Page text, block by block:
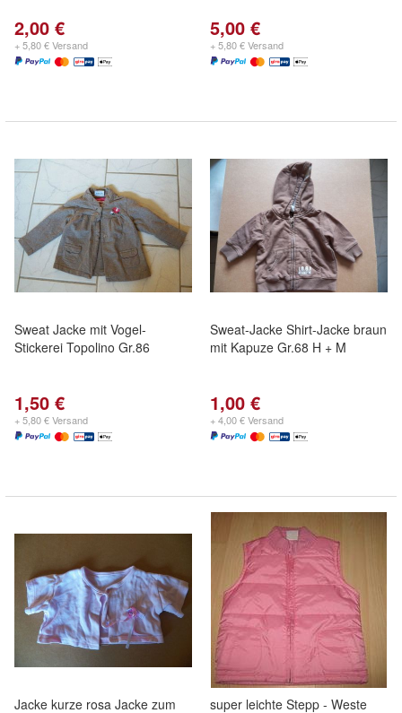
2,00 €
+ 5,80 € Versand
5,00 €
+ 5,80 € Versand
Sweat Jacke mit Vogel-
Stickerei Topolino Gr.86
1,50 €
+ 5,80 € Versand
Sweat-Jacke Shirt-Jacke braun
mit Kapuze Gr.68 H + M
1,00 €
+ 4,00 € Versand
Jacke kurze rosa Jacke zum
super leichte Stepp - Weste